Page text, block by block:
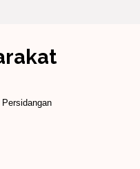
Persidangan